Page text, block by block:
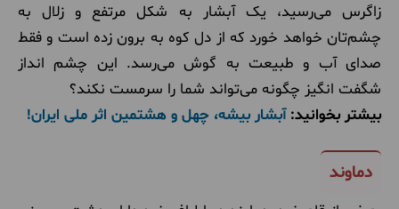
زاگرس می‌رسید، یک آبشار به شکل مرتفع و زلال به
چشم‌تان خواهد خورد که از دل کوه به برون زده است و فقط
صدای آب و طبیعت به گوش می‌رسد. این چشم انداز
شگفت انگیز چگونه می‌تواند شما را سرمست نکند؟
بیشتر بخوانید:آبشار بیشه، چهل و هشتمین اثر ملی ایران!
دماوند